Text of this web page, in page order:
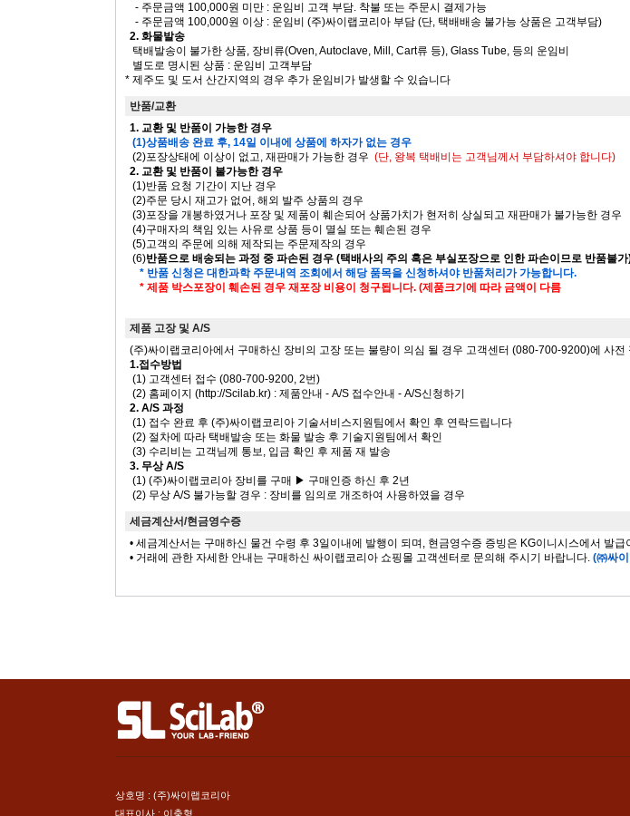
- 주문금액 100,000원 미만 : 운임비 고객 부담. 착불 또는 주문시 결제가능
- 주문금액 100,000원 이상 : 운임비 (주)싸이랩코리아 부담 (단, 택배배송 불가능 상품은 고객부담)
2. 화물발송
택배발송이 불가한 상품, 장비류(Oven, Autoclave, Mill, Cart류 등), Glass Tube, 등의 운임비
별도로 명시된 상품 : 운임비 고객부담
* 제주도 및 도서 산간지역의 경우 추가 운임비가 발생할 수 있습니다
반품/교환
1. 교환 및 반품이 가능한 경우
(1)상품배송 완료 후, 14일 이내에 상품에 하자가 없는 경우
(2)포장상태에 이상이 없고, 재판매가 가능한 경우 (단, 왕복 택배비는 고객님께서 부담하셔야 합니다)
2. 교환 및 반품이 불가능한 경우
(1)반품 요청 기간이 지난 경우
(2)주문 당시 재고가 없어, 해외 발주 상품의 경우
(3)포장을 개봉하였거나 포장 및 제품이 훼손되어 상품가치가 현저히 상실되고 재판매가 불가능한 경우
(4)구매자의 책임 있는 사유로 상품 등이 멸실 또는 훼손된 경우
(5)고객의 주문에 의해 제작되는 주문제작의 경우
(6)반품으로 배송되는 과정 중 파손된 경우 (택배사의 주의 혹은 부실포장으로 인한 파손이므로 반품불가
* 반품 신청은 대한과학 주문내역 조회에서 해당 품목을 신청하셔야 반품처리가 가능합니다.
* 제품 박스포장이 훼손된 경우 재포장 비용이 청구됩니다. (제품크기에 따라 금액이 다름
제품 고장 및 A/S
(주)싸이랩코리아에서 구매하신 장비의 고장 또는 불량이 의심 될 경우 고객센터 (080-700-9200)에 사전
1.접수방법
(1) 고객센터 접수 (080-700-9200, 2번)
(2) 홈페이지 (http://Scilab.kr) : 제품안내 - A/S 접수안내 - A/S신청하기
2. A/S 과정
(1) 접수 완료 후 (주)싸이랩코리아 기술서비스지원팀에서 확인 후 연락드립니다
(2) 절차에 따라 택배발송 또는 화물 발송 후 기술지원팀에서 확인
(3) 수리비는 고객님께 통보, 입금 확인 후 제품 재 발송
3. 무상 A/S
(1) (주)싸이랩코리아 장비를 구매 ▶ 구매인증 하신 후 2년
(2) 무상 A/S 불가능할 경우 : 장비를 임의로 개조하여 사용하였을 경우
세금계산서/현금영수증
• 세금계산서는 구매하신 물건 수령 후 3일이내에 발행이 되며, 현금영수증 증빙은 KG이니시스에서 발
• 거래에 관한 자세한 안내는 구매하신 싸이랩코리아 쇼핑몰 고객센터로 문의해 주시기 바랍니다. (㈜싸
상호명 : (주)싸이랩코리아
대표이사 : 이충형